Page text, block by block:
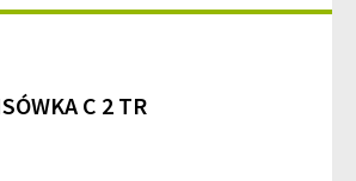
C 2 TR